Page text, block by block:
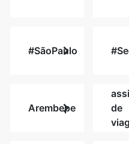
#SãoPaulo
Arembepe
de